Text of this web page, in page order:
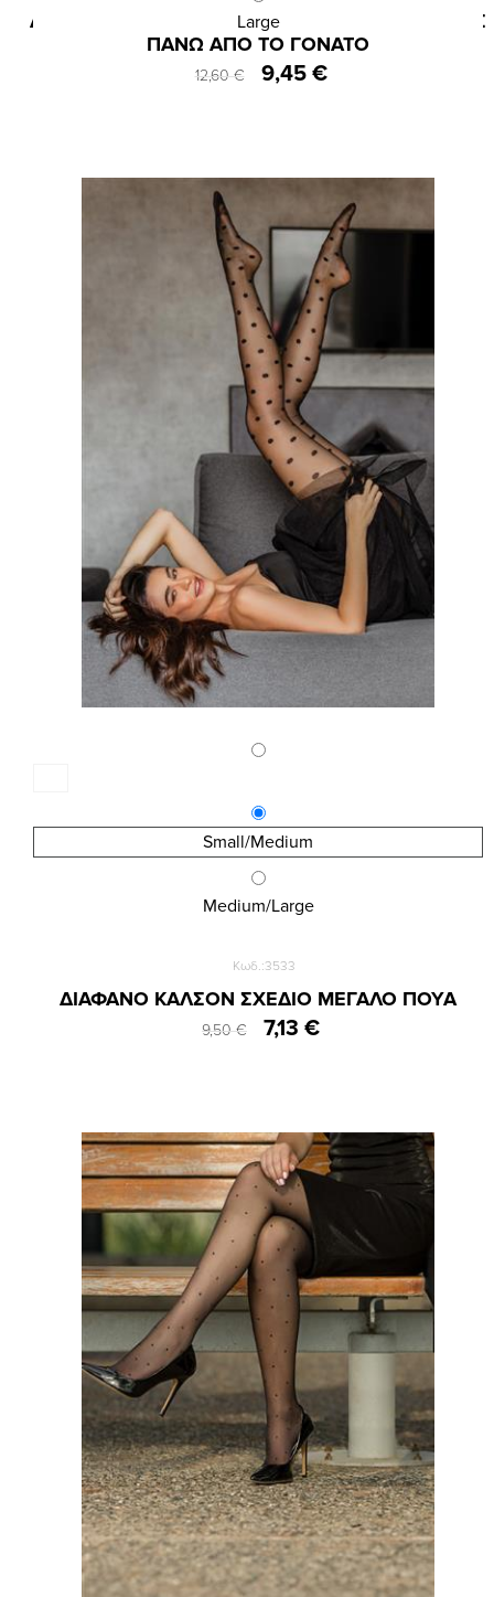
Large
ΔΙΑΦΑΝΟ ΚΑΛΣΟΝ ΣΧΕΔΙΟ 3D ΜΕ ΕΦΕ ΚΑΛΤΣΑΣ
ΠΑΝΩ ΑΠΟ ΤΟ ΓΟΝΑΤΟ
12,60 € 9,45 €
Small/Medium
Medium/Large
Κωδ.:3533
ΔΙΑΦΑΝΟ ΚΑΛΣΟΝ ΣΧΕΔΙΟ ΜΕΓΑΛΟ ΠΟΥΑ
9,50 € 7,13 €